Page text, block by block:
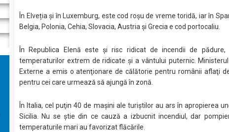
În Elveția și în Luxemburg, este cod roșu de vreme toridă, iar în
Belgia, Polonia, Cehia, Slovacia, Austria și Grecia e cod portocaliu.
În Republica Elenă este și risc ridicat de incendii de pădure,
temperaturilor extrem de ridicate și a vântului puternic.
Externe a emis o atenţionare de călătorie pentru românii aflaţi
pentru cei care urmează să ajungă în zonă.
În Italia, cel puţin 40 de maşini ale turiştilor au ars în apropierea
Sicilia. Nu se ştie din ce cauză a izbucnit incendiul, dar
temperaturile mari au favorizat flăcările.